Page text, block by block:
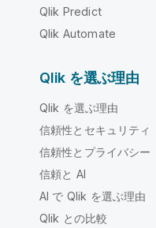
Qlik Predict
Qlik Automate
Qlik を選ぶ理由
Qlik を選ぶ理由
信頼性とセキュリティ
信頼性とプライバシー
信頼と AI
AI で Qlik を選ぶ理由
Qlik との比較